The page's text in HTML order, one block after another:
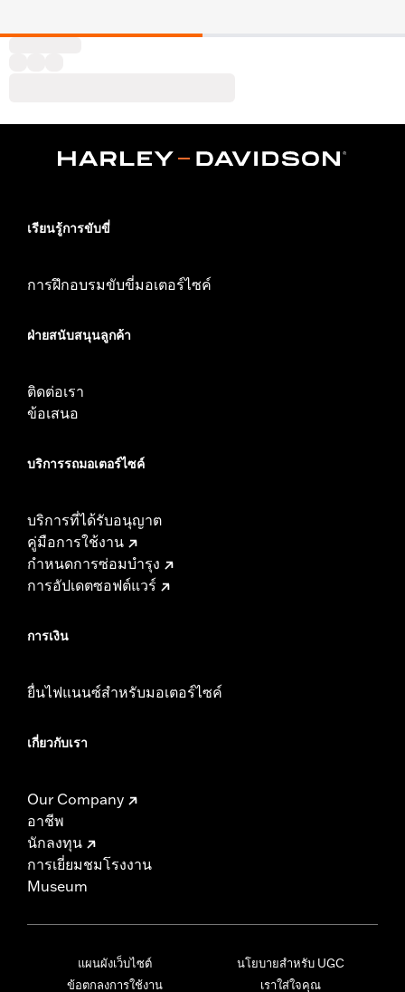
เรียนรู้การขับขี่
การฝึกอบรมขับขี่มอเตอร์ไซค์
ฝ่ายสนับสนุนลูกค้า
ติดต่อเรา
ข้อเสนอ
บริการรถมอเตอร์ไซค์​
บริการที่ได้รับอนุญาต
คู่มือการใช้งาน
กำหนดการซ่อมบำรุง
การอัปเดตซอฟต์แวร์
การเงิน
ยื่นไฟแนนซ์สำหรับมอเตอร์ไซค์
เกี่ยวกับเรา
Our Company
อาชีพ
นักลงทุน
การเยี่ยมชมโรงงาน
Museum
แผนผังเว็บไซต์
ข้อตกลงการใช้งาน
นโยบายสำหรับ UGC
เราใส่ใจคุณ